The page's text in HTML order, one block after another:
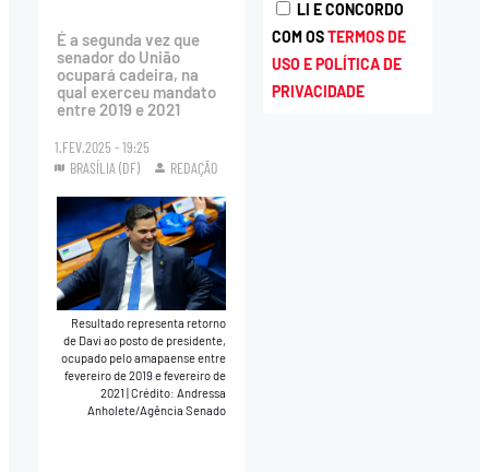
É a segunda vez que
senador do União
ocupará cadeira, na
qual exerceu mandato
entre 2019 e 2021
1.FEV.2025 - 19:25
BRASÍLIA (DF)
REDAÇÃO
Resultado representa retorno
de Davi ao posto de presidente,
ocupado pelo amapaense entre
fevereiro de 2019 e fevereiro de
2021|Crédito: Andressa
Anholete/Agência Senado
LI E CONCORDO
COM OSTERMOS DE
USO E POLÍTICA DE
PRIVACIDADE